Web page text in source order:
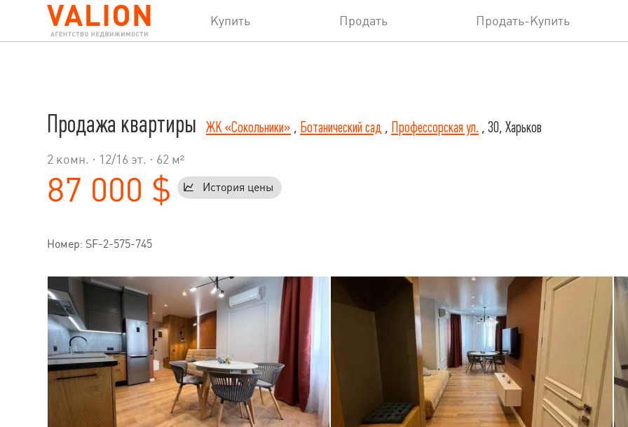
Купить Продать Продать-Купить
Продажа квартиры ЖК «Сокольники» , Ботанический сад , Профессорская ул. , 30, Харьков
2 комн. · 12/16 эт. · 62 м²
87 000 $ История цены
Номер: SF-2-575-745